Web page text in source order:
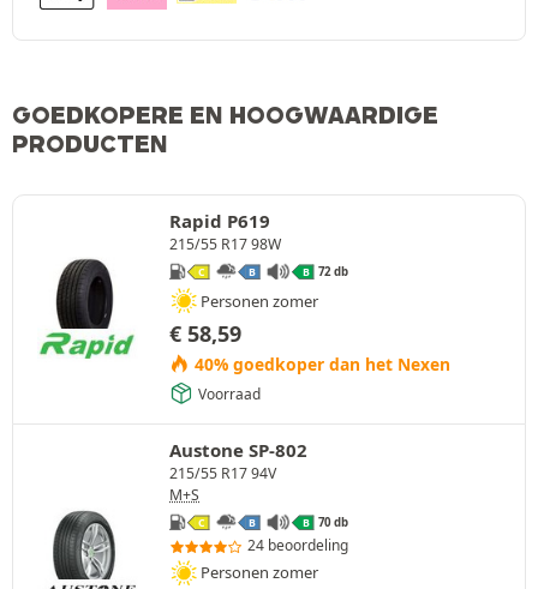
GOEDKOPERE EN HOOGWAARDIGE
PRODUCTEN
Rapid P619
215/55 R17 98W
C B B 72 db
Personen zomer
€ 58,59
40% goedkoper dan het Nexen
Voorraad
Austone SP-802
215/55 R17 94V
M+S
C B B 70 db
24 beoordeling
Personen zomer